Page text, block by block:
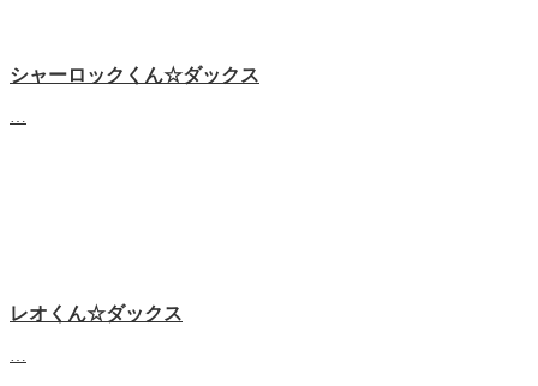
シャーロックくん☆ダックス
レオくん☆ダックス